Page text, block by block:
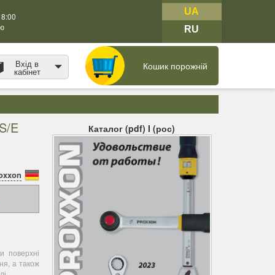
UA
RU
Вхід в
кабінет Кошик порожній
E
поверхні
а також
Каталог (pdf) I (рос)